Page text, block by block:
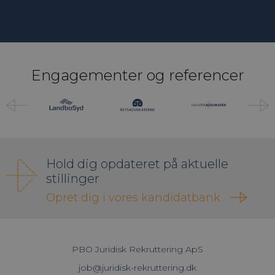
Engagementer og referencer
Hold dig opdateret på aktuelle
stillinger
Opret dig i vores kandidatbank
PBO Juridisk Rekruttering ApS
job@juridisk-rekruttering.dk